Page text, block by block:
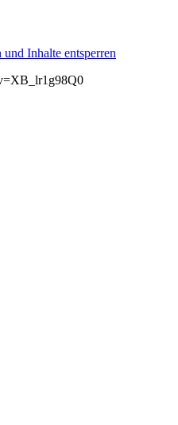
Inhalte entsperren